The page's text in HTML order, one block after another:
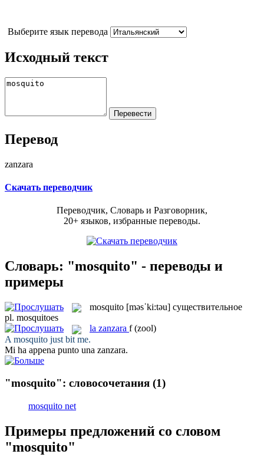
Выберите язык перевода
Исходный текст
Перевод
zanzara
Скачать переводчик
Переводчик, Словарь и Разговорник,
20+ языков, избранные переводы.
Словарь: "mosquito" - переводы и
примеры
mosquito [məsˈki:təu] существительное
pl. mosquitoes
la zanzara f (zool)
A mosquito just bit me.
Mi ha appena punto una zanzara.
"mosquito": словосочетания (1)
mosquito net
Примеры предложений со словом
"mosquito"